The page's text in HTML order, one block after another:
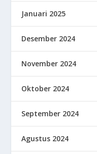
Januari 2025
Desember 2024
November 2024
Oktober 2024
September 2024
Agustus 2024